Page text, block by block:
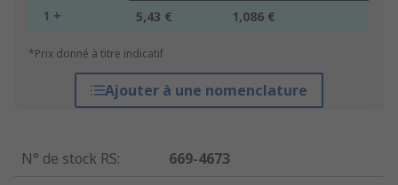
1 + 5,43 € 1,086 €
*Prix donné à titre indicatif
Ajouter à une nomenclature
N° de stock RS:
669-4673